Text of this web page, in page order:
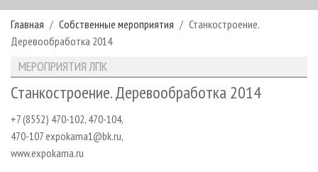
РУБРИКИ И ТЕМЫ
РУБРИКИ ЖУРНАЛА
ЛЕСОЗАГОТОВКА
ЛЕСОПИЛЕНИЕ
ДЕРЕВООБРАБОТКА
СУШКА ДРЕВЕСИНЫ
НОВОСТИ
НОВОСТИ ЛПК
НОВОСТИ ЖУРНАЛА
НОВОСТИ КОМПАНИЙ
ПРОЕКТЫ ЛПИ
АНАЛИТИКА
ПРЕДПРИЯТИЯ ЛПК
ЛЕСНЫЕ РЕГИОНЫ РОССИИ
ПЕРСОНЫ
АРХИВ ЖУРНАЛОВ
СТАТЬИ
ПОДПИСКА
КОНТАКТЫ
РЕКЛАМОДАТЕЛЯМ
РЕКЛАМА
Главная Собственные мероприятия
Станкостроение.
Деревообработка 2014
МЕРОПРИЯТИЯ ЛПК
Станкостроение. Деревообработка 2014
+7 (8552) 470-102, 470-104,
470-107 expokama1@bk.ru,
www.expokama.ru